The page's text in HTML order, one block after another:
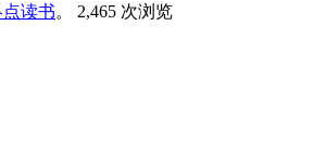
读书。
2,465 次浏览